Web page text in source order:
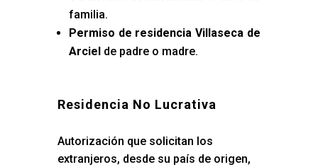
familia.
Permiso de residencia Villaseca de
Arcielde padre o madre.
Residencia No Lucrativa
Autorización que solicitan los
extranjeros, desde su país de origen,